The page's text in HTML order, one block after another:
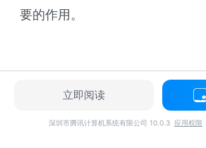
要的作用。
立即阅读
深圳市腾讯计算机系统有限公司 10.0.3 应用权限